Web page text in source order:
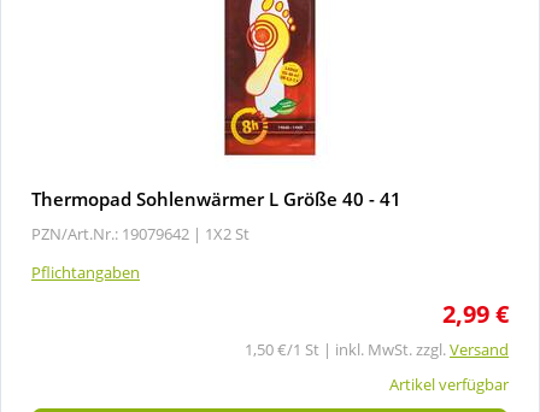
Thermopad Sohlenwärmer L Größe 40 - 41
PZN/Art.Nr.: 19079642 | 1X2 St
Pflichtangaben
2,99 €
1,50 €/1 St | inkl. MwSt. zzgl.Versand
Artikel verfügbar